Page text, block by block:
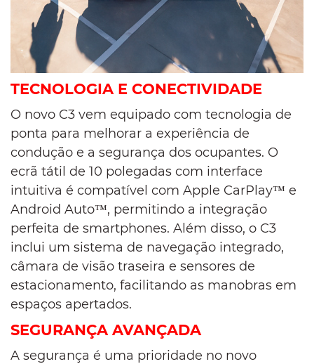
TECNOLOGIA E CONECTIVIDADE
O novo C3 vem equipado com tecnologia de
ponta para melhorar a experiência de
condução e a segurança dos ocupantes. O
ecrã tátil de 10 polegadas com interface
intuitiva é compatível com Apple CarPlay™ e
Android Auto™, permitindo a integração
perfeita de smartphones. Além disso, o C3
inclui um sistema de navegação integrado,
câmara de visão traseira e sensores de
estacionamento, facilitando as manobras em
espaços apertados.
SEGURANÇA AVANÇADA
A segurança é uma prioridade no novo